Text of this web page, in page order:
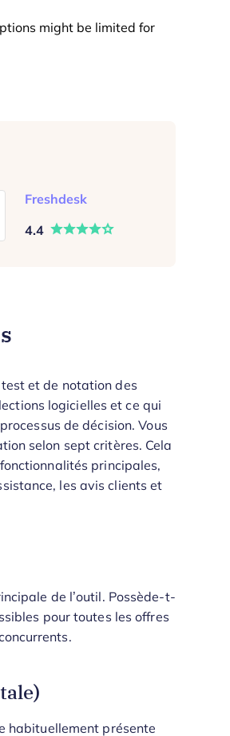
might be limited for
Freshdesk
4.4
et de notation des
logicielles et ce qui
de décision. Vous
selon sept critères. Cela
principales,
les avis clients et
de l’outil. Possède-t-
pour toutes les offres
habituellement présente